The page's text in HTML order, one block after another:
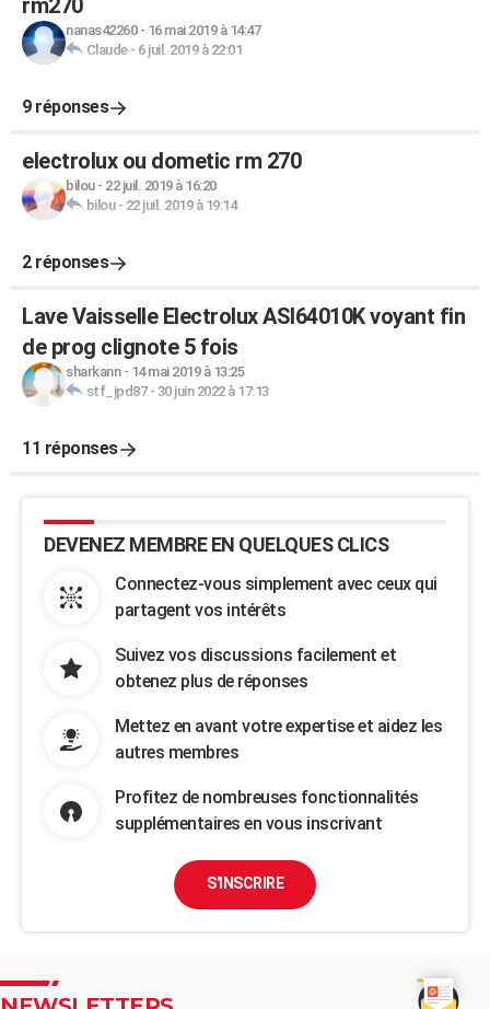
rm270
nanas42260- 16 mai 2019 à 14:47
Claude- 6 juil. 2019 à 22:01
9 réponses
electrolux ou dometic rm 270
bilou- 22 juil. 2019 à 16:20
bilou- 22 juil. 2019 à 19:14
2 réponses
Lave Vaisselle Electrolux ASI64010K voyant fin
de prog clignote 5 fois
sharkann- 14 mai 2019 à 13:25
stf_jpd87- 30 juin 2022 à 17:13
11 réponses
DEVENEZ MEMBRE EN QUELQUES CLICS
Connectez-vous simplement avec ceux qui
partagent vos intérêts
Suivez vos discussions facilement et
obtenez plus de réponses
Mettez en avant votre expertise et aidez les
autres membres
Profitez de nombreuses fonctionnalités
supplémentaires en vous inscrivant
S'INSCRIRE